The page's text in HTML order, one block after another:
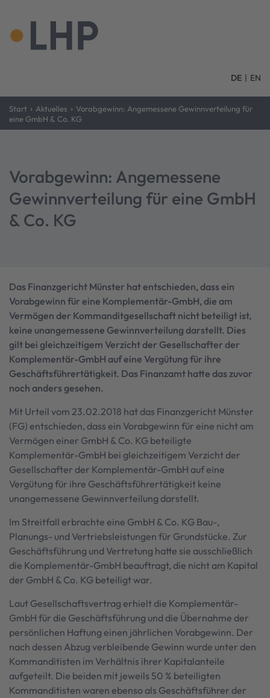
DE | EN
Start › Aktuelles › Vorabgewinn: Angemessene Gewinnverteilung für
eine GmbH & Co. KG
Vorabgewinn: Angemessene
Gewinnverteilung für eine GmbH
& Co. KG
Das Finanzgericht Münster hat entschieden, dass ein
Vorabgewinn für eine Komplementär-GmbH, die am
Vermögen der Kommanditgesellschaft nicht beteiligt ist,
keine unangemessene Gewinnverteilung darstellt. Dies
gilt bei gleichzeitigem Verzicht der Gesellschafter der
Komplementär-GmbH auf eine Vergütung für ihre
Geschäftsführertätigkeit. Das Finanzamt hatte das zuvor
noch anders gesehen.
Mit Urteil vom 23.02.2018 hat das Finanzgericht Münster
(FG) entschieden, dass ein Vorabgewinn für eine nicht am
Vermögen einer GmbH & Co. KG beteiligte
Komplementär-GmbH bei gleichzeitigem Verzicht der
Gesellschafter der Komplementär-GmbH auf eine
Vergütung für ihre Geschäftsführertätigkeit keine
unangemessene Gewinnverteilung darstellt.
Im Streitfall erbrachte eine GmbH & Co. KG Bau-,
Planungs- und Vertriebsleistungen für Grundstücke. Zur
Geschäftsführung und Vertretung hatte sie ausschließlich
die Komplementär-GmbH beauftragt, die nicht am Kapital
der GmbH & Co. KG beteiligt war.
Laut Gesellschaftsvertrag erhielt die Komplementär-
GmbH für die Geschäftsführung und die Übernahme der
persönlichen Haftung einen jährlichen Vorabgewinn. Der
nach dessen Abzug verbleibende Gewinn wurde unter den
Kommanditisten im Verhältnis ihrer Kapitalanteile
aufgeteilt. Die beiden mit jeweils 50 % beteiligten
Kommanditisten waren ebenso als Geschäftsführer der